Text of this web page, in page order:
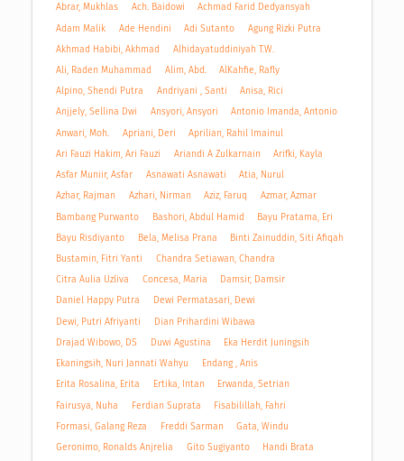
Abrar, Mukhlas
Ach. Baidowi
Achmad Farid Dedyansyah
Adam Malik
Ade Hendini Adi Sutanto
Agung Rizki Putra
Akhmad Habibi, Akhmad
Alhidayatuddiniyah T.W.
Ali, Raden Muhammad
Alim, Abd.
AlKahfie, Rafly
Alpino, Shendi Putra
Andriyani , Santi
Anisa, Rici
Anjjely, Sellina Dwi
Ansyori, Ansyori
Antonio Imanda, Antonio
Anwari, Moh.
Apriani, Deri
Aprilian, Rahil Imainul
Ari Fauzi Hakim, Ari Fauzi
Ariandi A Zulkarnain
Arifki, Kayla
Asfar Muniir, Asfar
Asnawati Asnawati
Atia, Nurul
Azhar, Rajman
Azhari, Nirman Aziz, Faruq
Azmar, Azmar
Bambang Purwanto
Bashori, Abdul Hamid
Bayu Pratama, Eri
Bayu Risdiyanto
Bela, Melisa Prana
Binti Zainuddin, Siti Afiqah
Bustamin, Fitri Yanti
Chandra Setiawan, Chandra
Citra Aulia Uzliva
Concesa, Maria
Damsir, Damsir
Daniel Happy Putra
Dewi Permatasari, Dewi
Dewi, Putri Afriyanti
Dian Prihardini Wibawa
Drajad Wibowo, DS
Duwi Agustina
Eka Herdit Juningsih
Ekaningsih, Nuri Jannati Wahyu
Endang , Anis
Erita Rosalina, Erita
Ertika, Intan
Erwanda, Setrian
Fairusya, Nuha
Ferdian Suprata
Fisabilillah, Fahri
Formasi, Galang Reza
Freddi Sarman
Gata, Windu
Geronimo, Ronalds Anjrelia
Gito Sugiyanto
Handi Brata